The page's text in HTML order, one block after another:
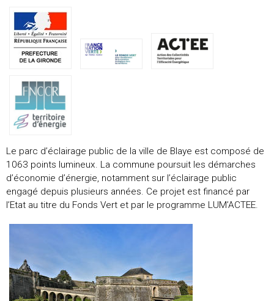
Le parc d’éclairage public de la ville de Blaye est composé de
1063 points lumineux. La commune poursuit les démarches
d’économie d’énergie, notamment sur l’éclairage public
engagé depuis plusieurs années. Ce projet est financé par
l’Etat au titre du Fonds Vert et par le programme LUM’ACTEE.